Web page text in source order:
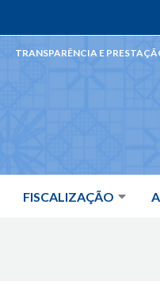
FISCALIZAÇÃO
TRANSPARÊNCIA E